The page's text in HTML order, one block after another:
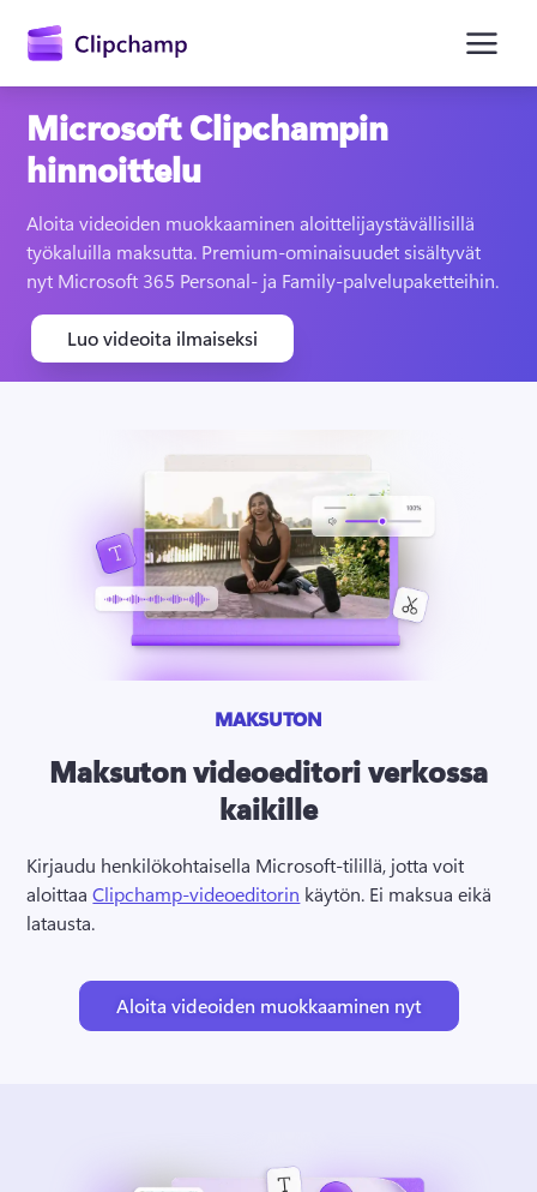
Kirjaudu sisään
Kokeile maksutta
Microsoft Clipchampin
hinnoittelu
Aloita videoiden muokkaaminen aloittelijaystävällisillä
työkaluilla maksutta. Premium-ominaisuudet sisältyvät
nyt Microsoft 365 Personal- ja Family-palvelupaketteihin.
Luo videoita ilmaiseksi
MAKSUTON
Maksuton videoeditori verkossa
kaikille
Kirjaudu henkilökohtaisella Microsoft-tilillä, jotta voit
aloittaa Clipchamp-videoeditorin käytön. Ei maksua eikä
latausta.
Aloita videoiden muokkaaminen nyt